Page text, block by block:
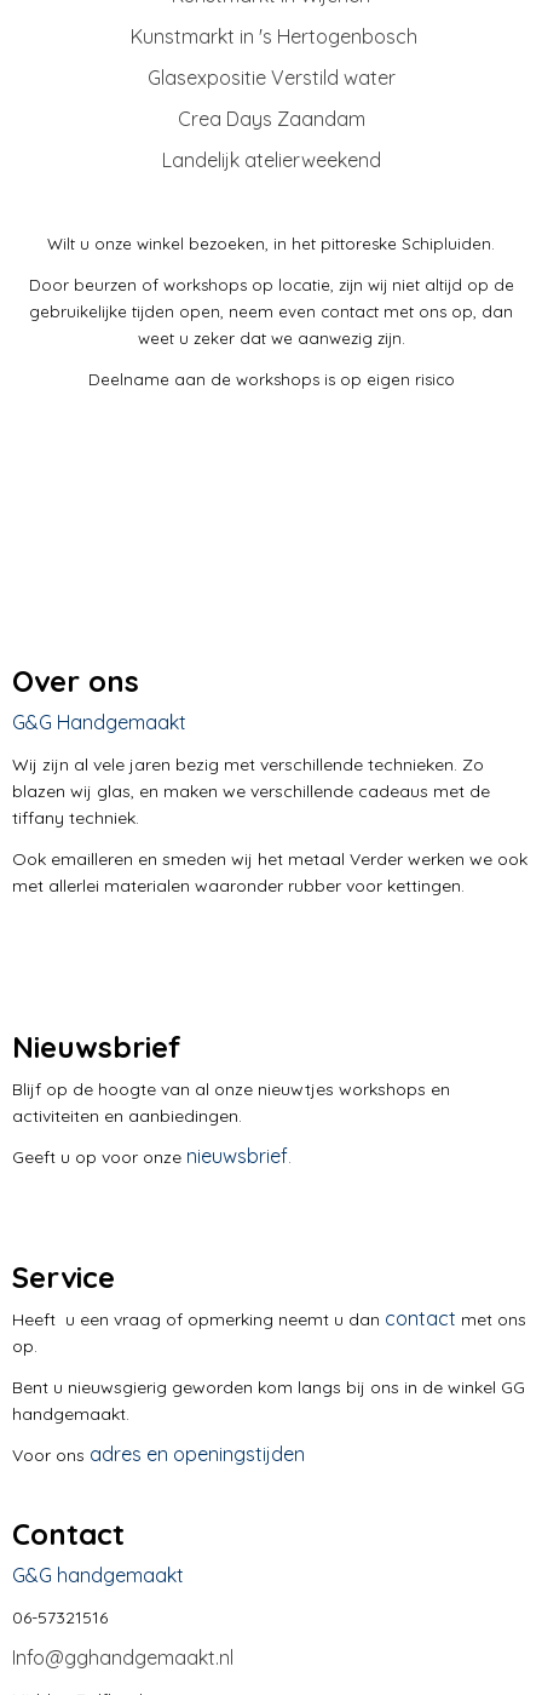
Kunstmarkt in 's Hertogenbosch
Glasexpositie Verstild water
Crea Days Zaandam
Landelijk atelierweekend
Wilt u onze winkel bezoeken, in het pittoreske Schipluiden.
Door beurzen of workshops op locatie, zijn wij niet altijd op de
gebruikelijke tijden open, neem even contact met ons op, dan
weet u zeker dat we aanwezig zijn.
Deelname aan de workshops is op eigen risico
Over ons
G&G Handgemaakt
Wij zijn al vele jaren bezig met verschillende technieken. Zo
blazen wij glas, en maken we verschillende cadeaus met de
tiffany techniek.
Ook emailleren en smeden wij het metaal Verder werken we ook
met allerlei materialen waaronder rubber voor kettingen.
Nieuwsbrief
Blijf op de hoogte van al onze nieuwtjes workshops en
activiteiten en aanbiedingen.
Geeft u op voor onze nieuwsbrief.
Service
Heeft u een vraag of opmerking neemt u dan contact met ons
op.
Bent u nieuwsgierig geworden kom langs bij ons in de winkel GG
handgemaakt.
Voor ons adres en openingstijden
Contact
G&G handgemaakt
06-57321516
Info@gghandgemaakt.nl